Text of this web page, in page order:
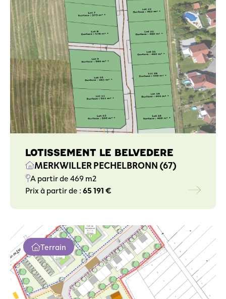
LOTISSEMENT LE BELVEDERE
MERKWILLER PECHELBRONN (67)
A partir de 469 m2
Prix à partir de :65 191 €
Terrain